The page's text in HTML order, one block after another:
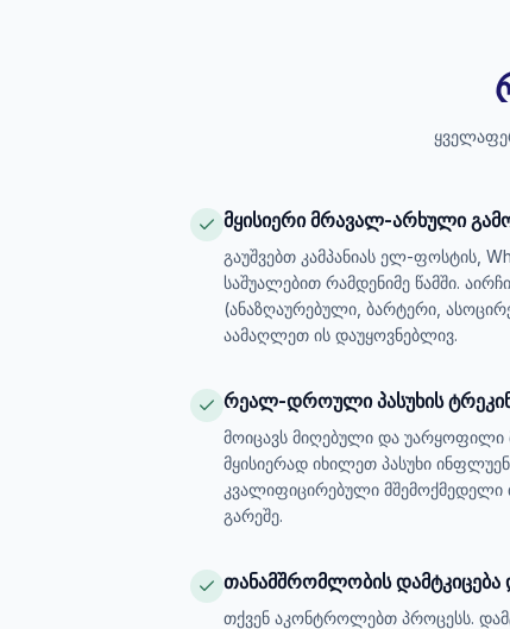
მყისიერი მრავალ-არხული
გაუშვებთ კამპანიას ელ-ფოსტის,
საშუალებით რამდენიმე წამში.
(ანაზღაურებული, ბარტერი,
აამაღლეთ ის დაუყოვნებლივ.
რეალ-დროული პასუხის
მოიცავს მიღებული და უარყოფილი
მყისიერად იხილეთ პასუხი
კვალიფიცირებული მშემოქმედელი
გარეშე.
თანამშრომლობის დამტკიცება
თქვენ აკონტროლებთ პროცესს.